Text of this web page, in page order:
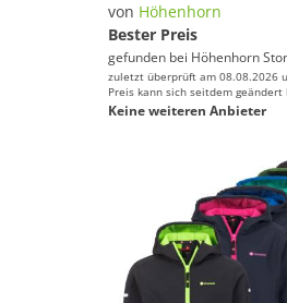
von Höhenhorn
Bester Preis
gefunden bei Höhenhorn
zuletzt überprüft am 08.08.2026
Preis kann sich seitdem geändert
Keine weiteren Anbieter